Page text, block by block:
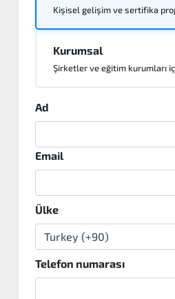
Kişisel gelişim ve sertifika
Kurumsal
Şirketler ve eğitim kurumları
Ad
Email
Ülke
Telefon numarası